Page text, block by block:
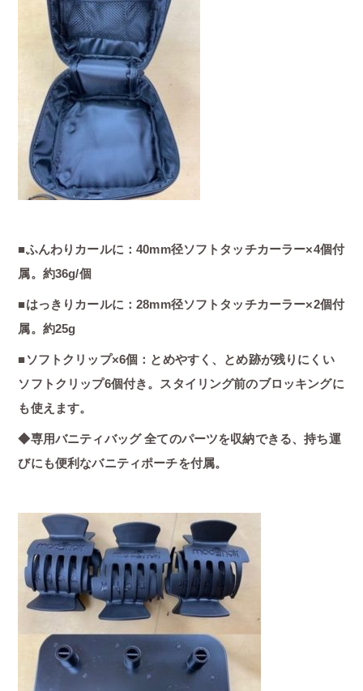
■ふんわりカールに：40mm径ソフトタッチカーラー×4個付
属。約36g/個
■はっきりカールに：28mm径ソフトタッチカーラー×2個付
属。約25g
■ソフトクリップ×6個：とめやすく、とめ跡が残りにくい
ソフトクリップ6個付き。スタイリング前のブロッキングに
も使えます。
◆専用バニティバッグ 全てのパーツを収納できる、持ち運
びにも便利なバニティポーチを付属。